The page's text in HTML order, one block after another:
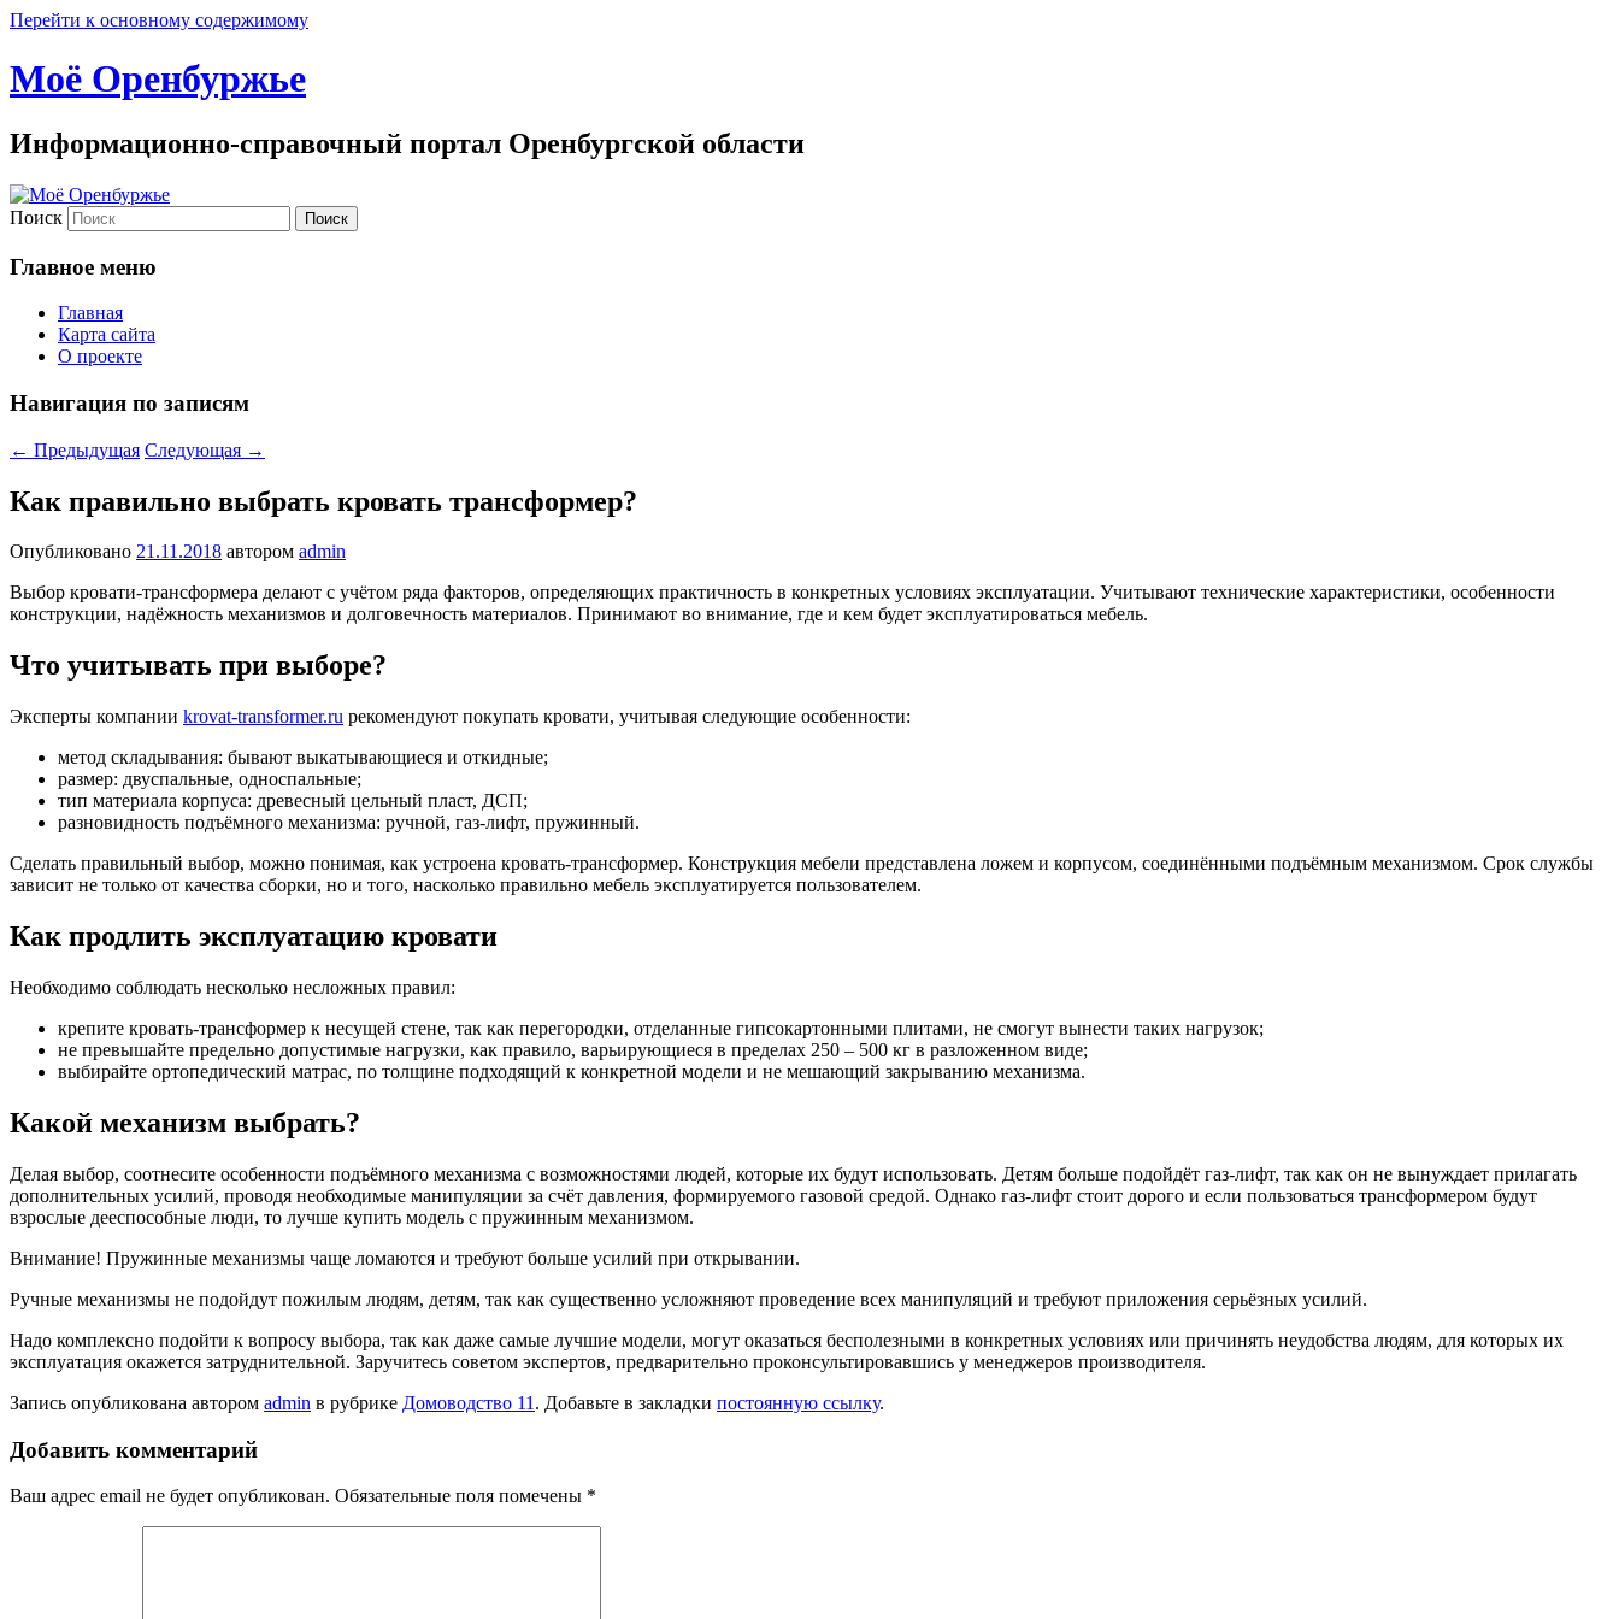
Перейти к основному содержимому
Моё Оренбуржье
Информационно-справочный портал Оренбургской области
Поиск
Главное меню
Главная
Карта сайта
О проекте
Навигация по записям
← Предыдущая Следующая →
Как правильно выбрать кровать трансформер?
Опубликовано 21.11.2018 автором admin
Выбор кровати-трансформера делают с учётом ряда факторов, определяющих практичность в конкретных условиях эксплуатации. Учитывают технические характеристики, особенности
конструкции, надёжность механизмов и долговечность материалов. Принимают во внимание, где и кем будет эксплуатироваться мебель.
Что учитывать при выборе?
Эксперты компании krovat-transformer.ru рекомендуют покупать кровати, учитывая следующие особенности:
метод складывания: бывают выкатывающиеся и откидные;
размер: двуспальные, односпальные;
тип материала корпуса: древесный цельный пласт, ДСП;
разновидность подъёмного механизма: ручной, газ-лифт, пружинный.
Сделать правильный выбор, можно понимая, как устроена кровать-трансформер. Конструкция мебели представлена ложем и корпусом, соединёнными подъёмным механизмом. Срок службы
зависит не только от качества сборки, но и того, насколько правильно мебель эксплуатируется пользователем.
Как продлить эксплуатацию кровати
Необходимо соблюдать несколько несложных правил:
крепите кровать-трансформер к несущей стене, так как перегородки, отделанные гипсокартонными плитами, не смогут вынести таких нагрузок;
не превышайте предельно допустимые нагрузки, как правило, варьирующиеся в пределах 250 – 500 кг в разложенном виде;
выбирайте ортопедический матрас, по толщине подходящий к конкретной модели и не мешающий закрыванию механизма.
Какой механизм выбрать?
Делая выбор, соотнесите особенности подъёмного механизма с возможностями людей, которые их будут использовать. Детям больше подойдёт газ-лифт, так как он не вынуждает прилагать
дополнительных усилий, проводя необходимые манипуляции за счёт давления, формируемого газовой средой. Однако газ-лифт стоит дорого и если пользоваться трансформером будут
взрослые дееспособные люди, то лучше купить модель с пружинным механизмом.
Внимание! Пружинные механизмы чаще ломаются и требуют больше усилий при открывании.
Ручные механизмы не подойдут пожилым людям, детям, так как существенно усложняют проведение всех манипуляций и требуют приложения серьёзных усилий.
Надо комплексно подойти к вопросу выбора, так как даже самые лучшие модели, могут оказаться бесполезными в конкретных условиях или причинять неудобства людям, для которых их
эксплуатация окажется затруднительной. Заручитесь советом экспертов, предварительно проконсультировавшись у менеджеров производителя.
Запись опубликована автором admin в рубрике Домоводство 11 . Добавьте в закладки постоянную ссылку.
Добавить комментарий
Ваш адрес email не будет опубликован. Обязательные поля помечены *